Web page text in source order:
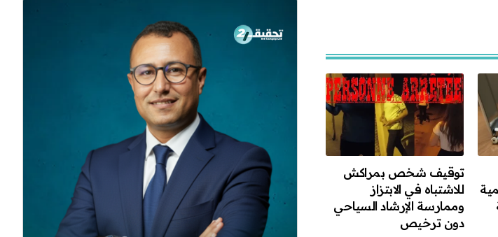
توقيف شخص بمراكش
للاشتباه في الابتزاز
وممارسة الإرشاد السياحي
دون ترخيص